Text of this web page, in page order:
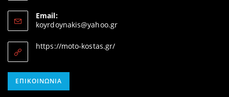
in
your
Email:
koyrdoynakis@yahoo.grOpens
https://moto-kostas.gr/
ΕΠΙΚΟΙΝΩΝΊΑ